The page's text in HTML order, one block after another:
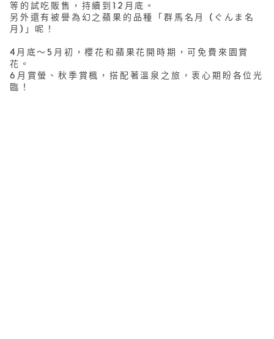
等的試吃販售，持續到12月底。
另外還有被譽為幻之蘋果的品種「群馬名月 (ぐんま名
月)」呢！
4月底〜5月初，櫻花和蘋果花開時期，可免費來園賞
花。
6月賞螢、秋季賞楓，搭配著溫泉之旅，衷心期盼各位光
臨！